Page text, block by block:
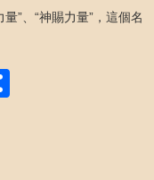
”、“神賜力量”，這個名